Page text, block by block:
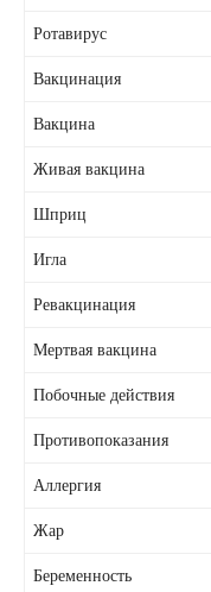
Ротавирус
Вакцинация
Вакцина
Живая вакцина
Шприц
Игла
Ревакцинация
Мертвая вакцина
Побочные действия
Противопоказания
Аллергия
Жар
Беременность